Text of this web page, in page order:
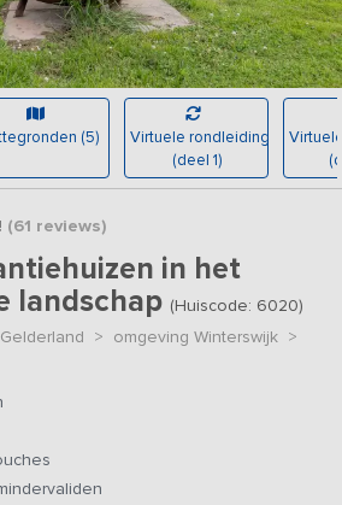
(5)
Virtuele rondleiding
(deel 1)
(61 reviews)
in het
landschap (Huiscode: 6020)
Gelderland > omgeving Winterswijk >